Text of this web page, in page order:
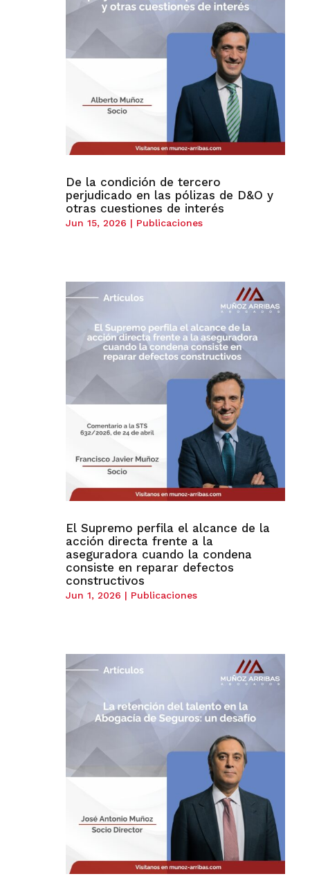
De la condición de tercero
perjudicado en las pólizas de D&O y
otras cuestiones de interés
Jun 15, 2026 | Publicaciones
El Supremo perfila el alcance de la
acción directa frente a la
aseguradora cuando la condena
consiste en reparar defectos
constructivos
Jun 1, 2026 | Publicaciones